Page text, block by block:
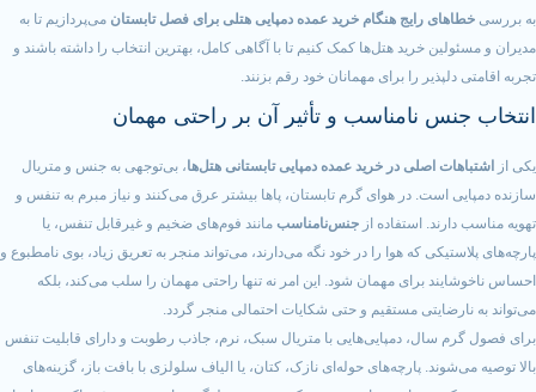
رایج هنگام خرید عمده دمپایی هتلی برای فصل تابستانمی‌پردازیم تا به
خرید هتل‌ها کمک کنیم تا با آگاهی کامل، بهترین انتخاب را داشته باشند و
را برای مهمانان خود رقم بزنند.
نامناسب و تأثیر آن بر راحتی مهمان
اصلی در خرید عمده دمپایی تابستانی هتل‌ها ، بی‌توجهی به جنس و متریال
در هوای گرم تابستان، پاها بیشتر عرق می‌کنند و نیاز مبرم به تنفس و
استفاده از جنس‌نامناسب مانند فوم‌های ضخیم و غیرقابل تنفس، یا
که هوا را در خود نگه می‌دارند، می‌تواند منجر به تعریق زیاد، بوی نامطبوع و
برای مهمان شود. این امر نه تنها راحتی مهمان را سلب می‌کند، بلکه
مستقیم و حتی شکایات احتمالی منجر گردد.
دمپایی‌هایی با متریال سبک، نرم، جاذب رطوبت و دارای قابلیت تنفس
پارچه‌های حوله‌ای نازک، کتان، یا الیاف سلولزی با بافت باز، گزینه‌های